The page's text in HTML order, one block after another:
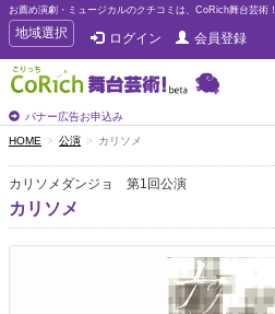
お薦め演劇・ミュージカルのクチコミは、CoRich舞台芸術！
T
o
g
g
e
n
a
v
i
g
地域選択 ログイン 会員登録
バナー広告お申込み
HOME 公演 カリソメ
カリソメダンジョ 第1回公演
カリソメ